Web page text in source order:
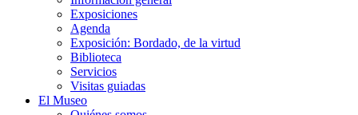
Exposiciones
Agenda
Exposición: Bordado, de la virtud
Biblioteca
Servicios
Visitas guiadas
El Museo